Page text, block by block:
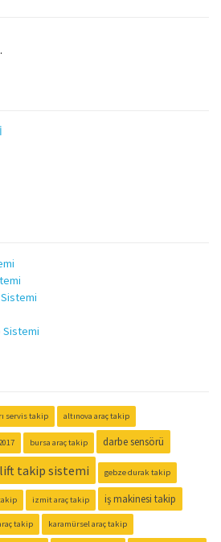
Sistemi
servis takip altınova araç takip
bursa araç takip darbe sensörü
takip sistemi gebze durak takip
izmit araç takip iş makinesi takip
takip karamürsel araç takip